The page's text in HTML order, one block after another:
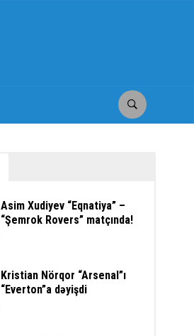
Asim Xudiyev “Eqnatiya” –
“Şemrok Rovers” matçında!
Kristian Nörqor “Arsenal”ı
“Everton”a dəyişdi